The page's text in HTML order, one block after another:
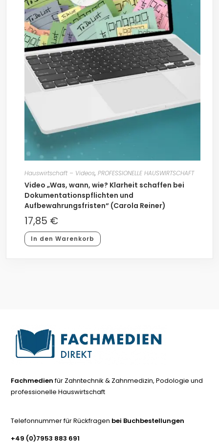
Hauswirtschaft – Videos, PROFESSIONELLE HAUSWIRTSCHAFT
Video „Was, wann, wie? Klarheit schaffen bei
Dokumentationspflichten und
Aufbewahrungsfristen“ (Carola Reiner)
17,85 €
In den Warenkorb
Fachmedienfür Zahntechnik & Zahnmedizin, Podologie und
professionelle Hauswirtschaft
Telefonnummer für Rückfragen bei Buchbestellungen
+49 (0)7953 883 691